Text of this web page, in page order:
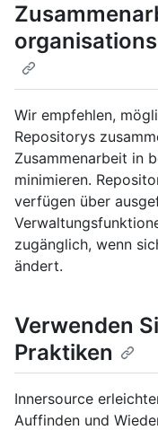
Wir empfehlen,
Repositorys
Zusammenarbeit in
minimieren.
verfügen über
zugänglich, wenn
ändert.
Verwenden
Praktiken
Innersource
Auffinden und